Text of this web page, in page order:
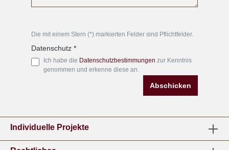
Die mit einem Stern (*) markierten Felder sind Pflichtfelder.
Datenschutz *
Ich habe die Datenschutzbestimmungen zur Kenntnis
genommen und erkenne diese an.
Abschicken
Individuelle Projekte